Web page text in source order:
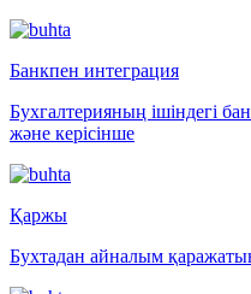
Банкпен интеграция
Бухгалтерияның ішіндегі
және керісінше
Қаржы
Бухтадан айналым